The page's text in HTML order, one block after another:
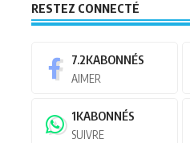
RESTEZ CONNECTÉ
7.2KABONNÉS
AIMER
1KABONNÉS
SUIVRE